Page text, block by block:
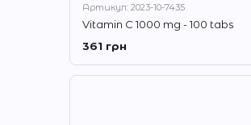
Артикул: 2023-10-7435
Vitamin C 1000 mg - 100 tabs
361 грн